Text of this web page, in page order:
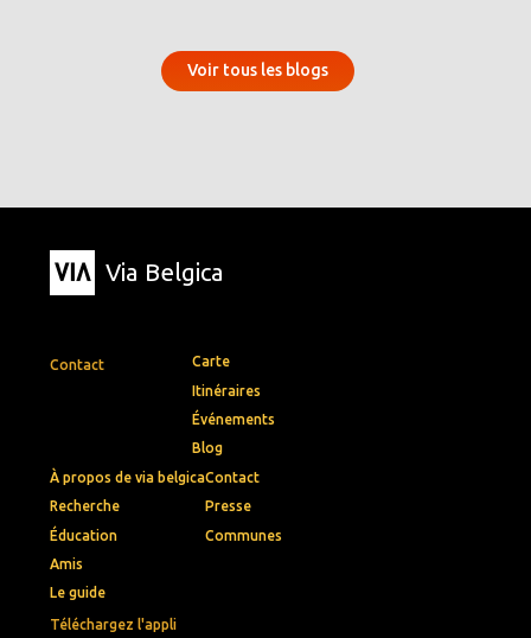
Voir tous les blogs
Via Belgica
Contact
Téléchargez l'appli
Carte
Itinéraires
Événements
Blog
À propos de via belgica
Recherche
Éducation
Amis
Le guide
Contact
Presse
Communes